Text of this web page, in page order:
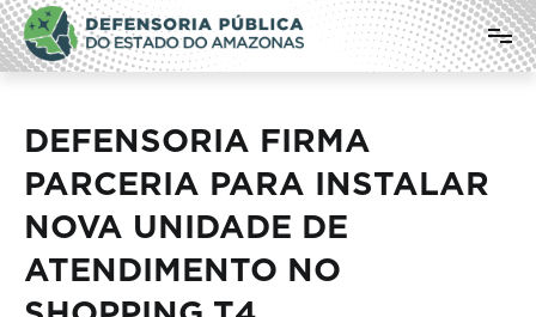
Pular
para
o
conteúdo
Defensoria Pública do Estado do
Amazonas
DEFENSORIA FIRMA
PARCERIA PARA INSTALAR
NOVA UNIDADE DE
ATENDIMENTO NO